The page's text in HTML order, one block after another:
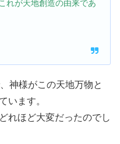
れが天地創造の由来であ
神様がこの天地万物と
います。
れほど大変だったのでし